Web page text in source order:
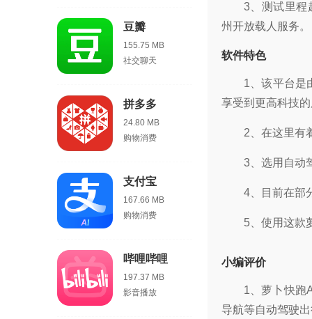
豆瓣
155.75 MB
社交聊天
拼多多
24.80 MB
购物消费
支付宝
167.66 MB
购物消费
哔哩哔哩
197.37 MB
影音播放
3、测试里程
州开放载人服务。
软件特色
1、该平台是
享受到更高科技
2、在这里有
3、选用自动
4、目前在部
5、使用这款
小编评价
1、萝卜快跑
导航等自动驾驶